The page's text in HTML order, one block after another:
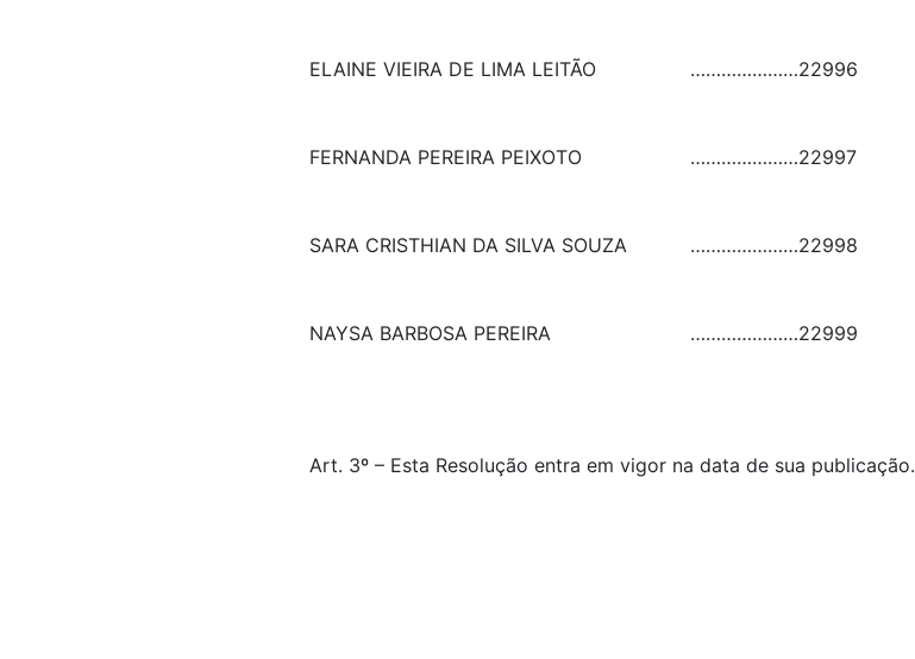
ELAINE VIEIRA DE LIMA LEITÃO …………………22996
FERNANDA PEREIRA PEIXOTO …………………22997
SARA CRISTHIAN DA SILVA SOUZA …………………22998
NAYSA BARBOSA PEREIRA …………………22999
Art. 3º – Esta Resolução entra em vigor na data de sua publicação.